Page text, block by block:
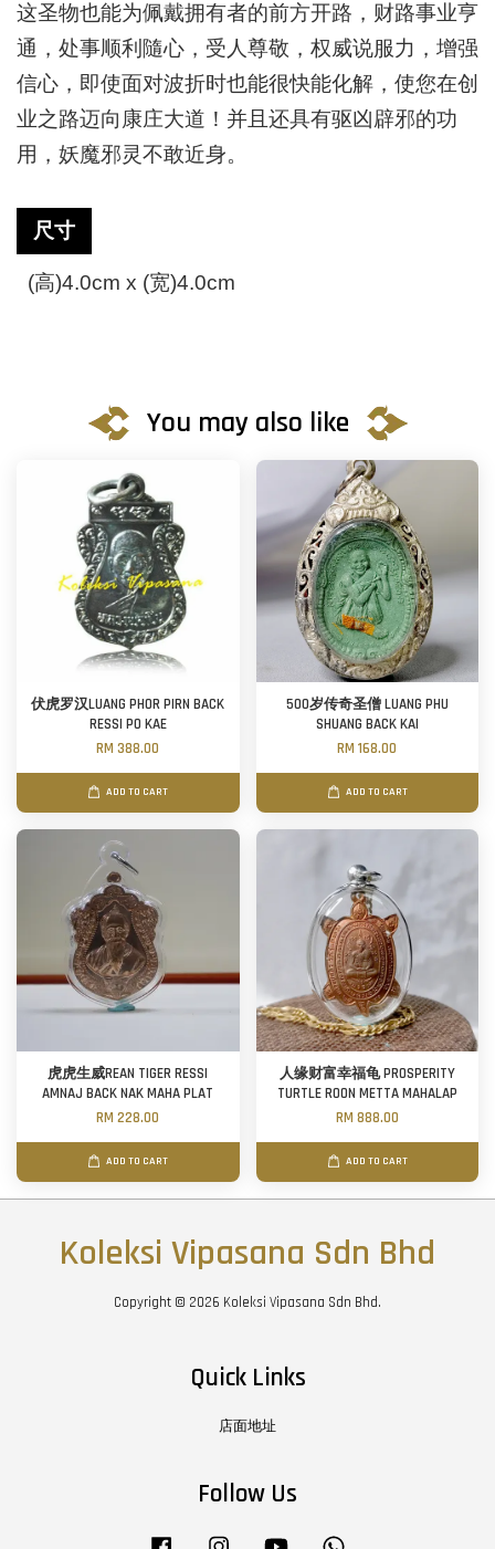
这圣物也能为佩戴拥有者的前方开路，财路事业亨
通，处事顺利隨心，受人尊敬，权威说服力，增强
信心，即使面对波折时也能很快能化解，使您在创
业之路迈向康庄大道！并且还具有驱凶辟邪的功
用，妖魔邪灵不敢近身。
尺寸
(高)4.0cm x (宽)4.0cm
You may also like
伏虎罗汉LUANG PHOR PIRN BACK
RESSI PO KAE
RM 388.00
ADD TO CART
500岁传奇圣僧 LUANG PHU
SHUANG BACK KAI
RM 168.00
ADD TO CART
虎虎生威REAN TIGER RESSI
AMNAJ BACK NAK MAHA PLAT
RM 228.00
ADD TO CART
人缘财富幸福龟 PROSPERITY
TURTLE ROON METTA MAHALAP
RM 888.00
ADD TO CART
Koleksi Vipasana Sdn Bhd
Copyright © 2026 Koleksi Vipasana Sdn Bhd.
Quick Links
店面地址
Follow Us
Facebook Instagram YouTube